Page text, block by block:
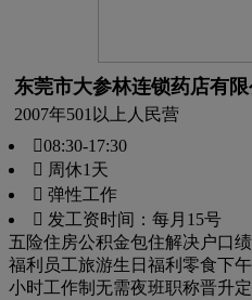
东莞市大参林连锁药店有
2007年501以上人 民营
08:30-17:30
 周休1天
 弹性工作
 发工资时间：每月15号
五险住房公积金包住解决户口
福利 员工旅游生日福利 零食下
小时工作制 无需夜班职称晋升